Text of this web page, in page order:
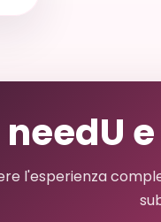
l'esperienza